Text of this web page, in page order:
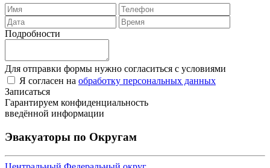
Подробности
Для отправки формы нужно согласиться с условиями
Я согласен на обработку персональных данных
Записаться
Гарантируем конфиденциальность
введённой информации
Эвакуаторы по Округам